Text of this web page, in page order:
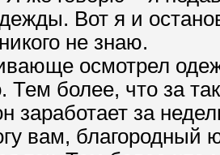
Вот я и
не знаю.
осмотрел
Тем более, что за
заработает за
вам,